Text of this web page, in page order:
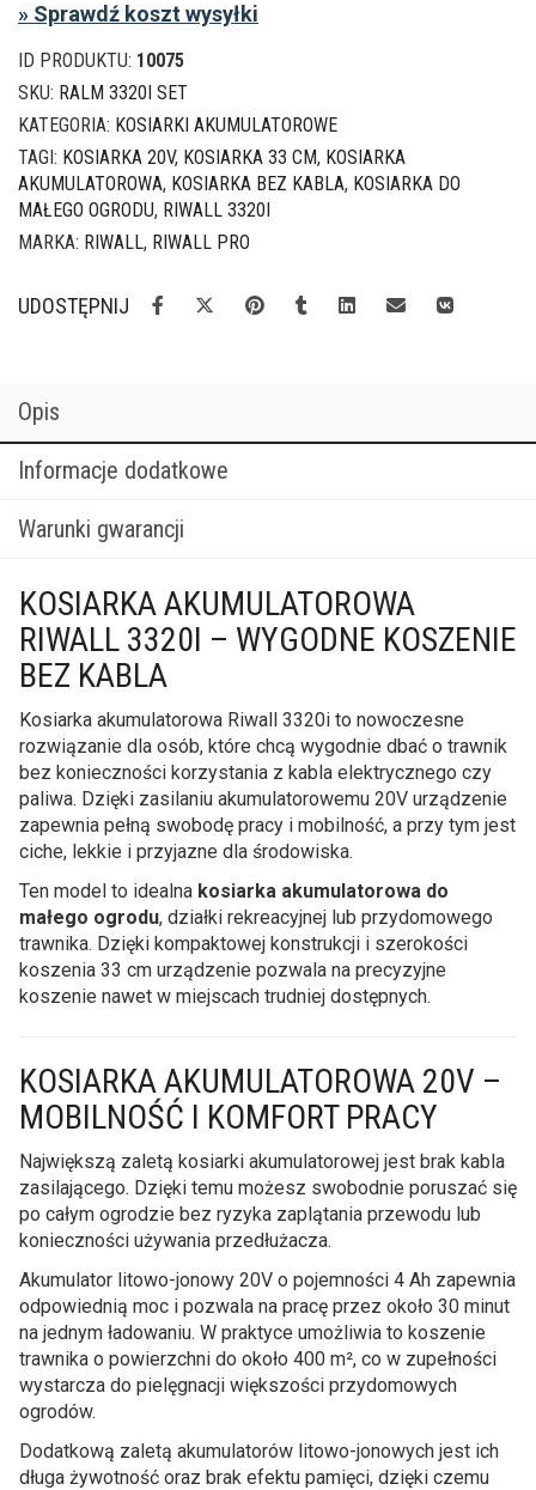
3320i
20V
4Ah,
33
cm,
kosz
35
l
» Sprawdź koszt wysyłki
ID PRODUKTU: 10075
SKU: RALM 3320I SET
KATEGORIA: KOSIARKI AKUMULATOROWE
TAGI: KOSIARKA 20V, KOSIARKA 33 CM, KOSIARKA
AKUMULATOROWA, KOSIARKA BEZ KABLA, KOSIARKA DO
MAŁEGO OGRODU, RIWALL 3320I
MARKA: RIWALL, RIWALL PRO
UDOSTĘPNIJ
Opis
Informacje dodatkowe
Warunki gwarancji
KOSIARKA AKUMULATOROWA
RIWALL 3320I – WYGODNE KOSZENIE
BEZ KABLA
Kosiarka akumulatorowa Riwall 3320i to nowoczesne
rozwiązanie dla osób, które chcą wygodnie dbać o trawnik
bez konieczności korzystania z kabla elektrycznego czy
paliwa. Dzięki zasilaniu akumulatorowemu 20V urządzenie
zapewnia pełną swobodę pracy i mobilność, a przy tym jest
ciche, lekkie i przyjazne dla środowiska.
Ten model to idealna kosiarka akumulatorowa do
małego ogrodu, działki rekreacyjnej lub przydomowego
trawnika. Dzięki kompaktowej konstrukcji i szerokości
koszenia 33 cm urządzenie pozwala na precyzyjne
koszenie nawet w miejscach trudniej dostępnych.
KOSIARKA AKUMULATOROWA 20V –
MOBILNOŚĆ I KOMFORT PRACY
Największą zaletą kosiarki akumulatorowej jest brak kabla
zasilającego. Dzięki temu możesz swobodnie poruszać się
po całym ogrodzie bez ryzyka zaplątania przewodu lub
konieczności używania przedłużacza.
Akumulator litowo-jonowy 20V o pojemności 4 Ah zapewnia
odpowiednią moc i pozwala na pracę przez około 30 minut
na jednym ładowaniu. W praktyce umożliwia to koszenie
trawnika o powierzchni do około 400 m², co w zupełności
wystarcza do pielęgnacji większości przydomowych
ogrodów.
Dodatkową zaletą akumulatorów litowo-jonowych jest ich
długa żywotność oraz brak efektu pamięci, dzięki czemu